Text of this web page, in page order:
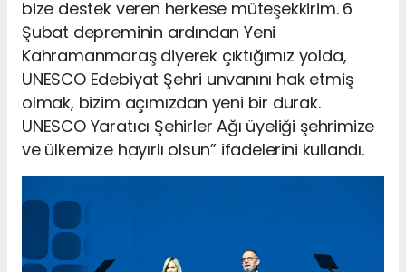
bize destek veren herkese müteşekkirim. 6
Şubat depreminin ardından Yeni
Kahramanmaraş diyerek çıktığımız yolda,
UNESCO Edebiyat Şehri unvanını hak etmiş
olmak, bizim açımızdan yeni bir durak.
UNESCO Yaratıcı Şehirler Ağı üyeliği şehrimize
ve ülkemize hayırlı olsun” ifadelerini kullandı.